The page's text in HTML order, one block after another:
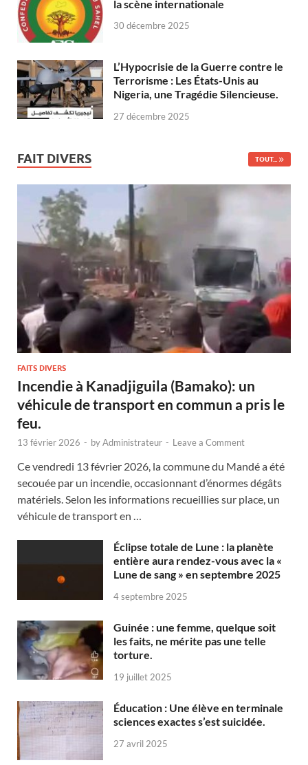
la scène internationale
30 décembre 2025
L’Hypocrisie de la Guerre contre le
Terrorisme : Les États-Unis au
Nigeria, une Tragédie Silencieuse.
27 décembre 2025
FAIT DIVERS TOUT...
FAITS DIVERS
Incendie à Kanadjiguila (Bamako): un
véhicule de transport en commun a pris le
feu.
13 février 2026 - byAdministrateur - Leave a Comment
Ce vendredi 13 février 2026, la commune du Mandé a été
secouée par un incendie, occasionnant d’énormes dégâts
matériels. Selon les informations recueillies sur place, un
véhicule de transport en …
Éclipse totale de Lune : la planète
entière aura rendez-vous avec la «
Lune de sang » en septembre 2025
4 septembre 2025
Guinée : une femme, quelque soit
les faits, ne mérite pas une telle
torture.
19 juillet 2025
Éducation : Une élève en terminale
sciences exactes s’est suicidée.
27 avril 2025